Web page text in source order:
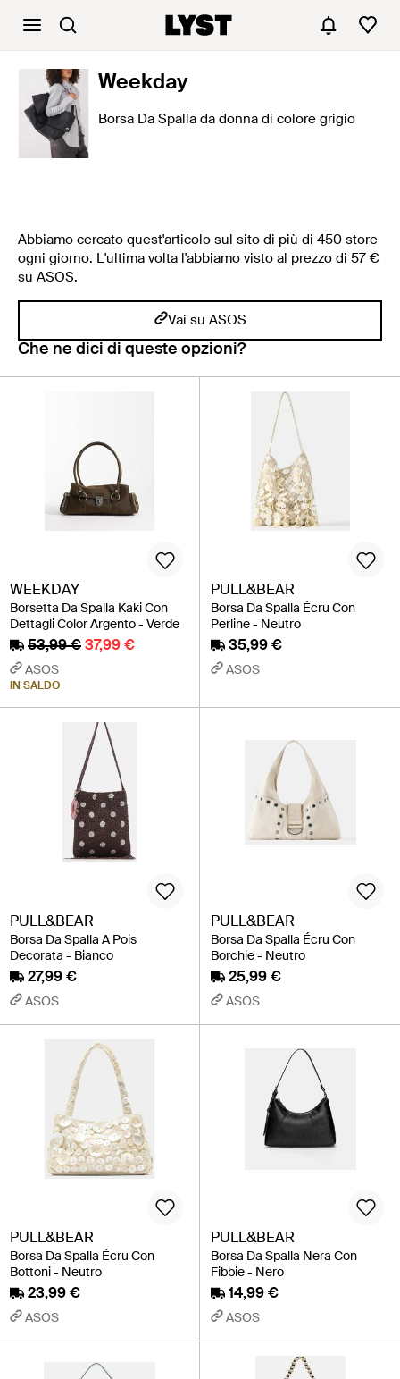
Weekday
Borsa Da Spalla da donna di colore grigio
Abbiamo cercato quest'articolo sul sito di più di 450 store
ogni giorno. L'ultima volta l'abbiamo visto al prezzo di 57 €
su ASOS.
Vai su ASOS
Che ne dici di queste opzioni?
WEEKDAY
Borsetta Da Spalla Kaki Con
Dettagli Color Argento - Verde
53,99 €37,99 €
ASOS
IN SALDO
PULL&BEAR
Borsa Da Spalla Écru Con
Perline - Neutro
35,99 €
ASOS
PULL&BEAR
Borsa Da Spalla A Pois
Decorata - Bianco
27,99 €
ASOS
PULL&BEAR
Borsa Da Spalla Écru Con
Borchie - Neutro
25,99 €
ASOS
PULL&BEAR
Borsa Da Spalla Écru Con
Bottoni - Neutro
23,99 €
ASOS
PULL&BEAR
Borsa Da Spalla Nera Con
Fibbie - Nero
14,99 €
ASOS